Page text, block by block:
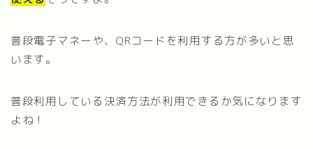
普段電子マネーや、QRコードを利用する方が多いと思
います。
普段利用している決済方法が利用できるか気になります
よね！